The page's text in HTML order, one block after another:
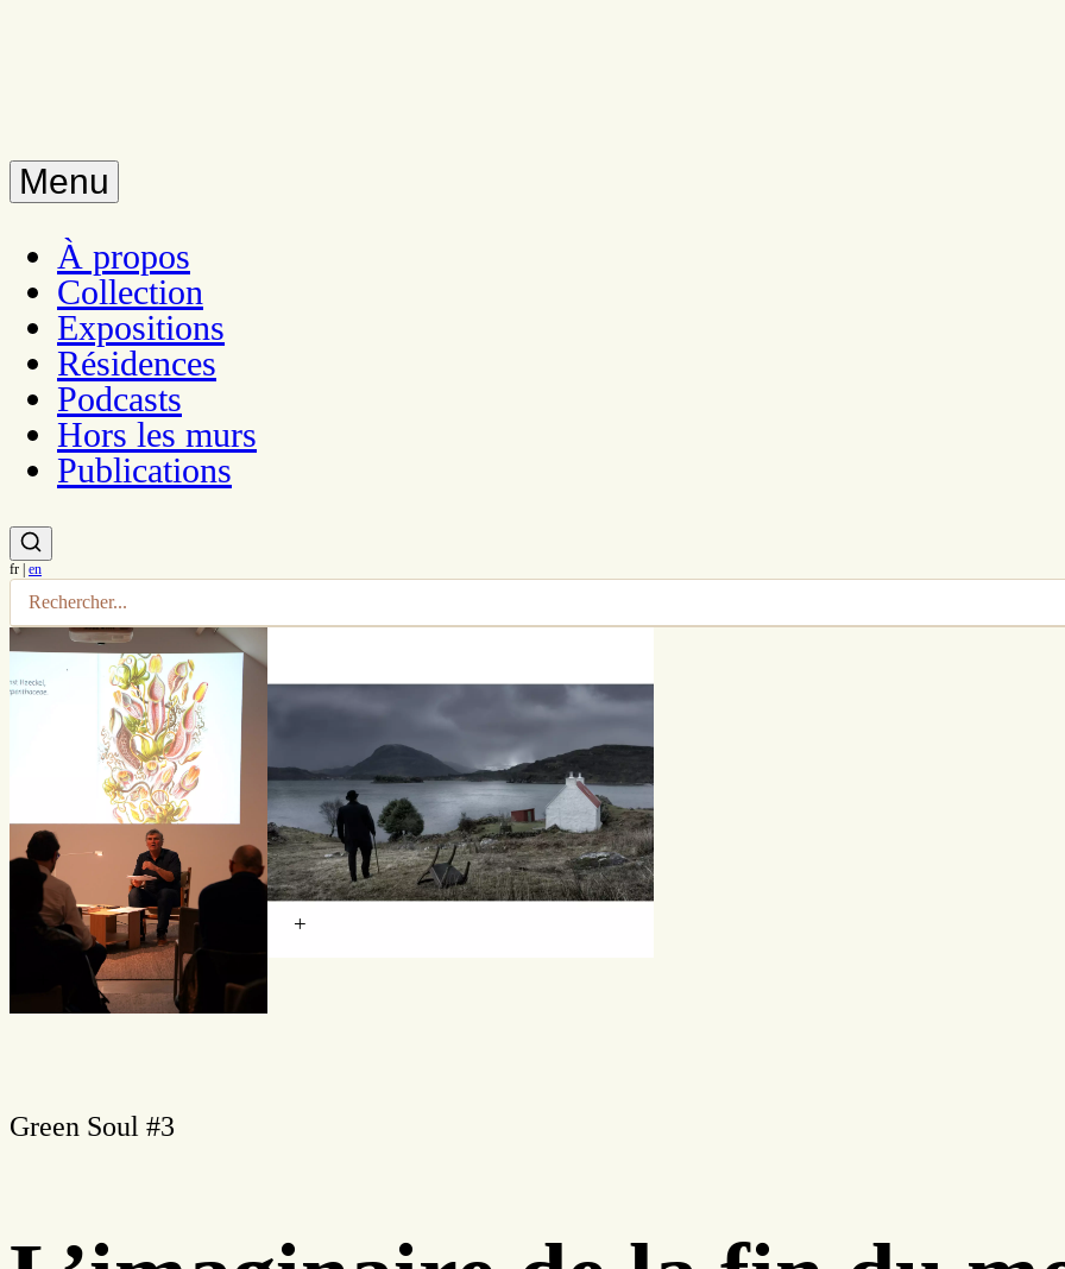
Menu
À propos
Collection
Expositions
Résidences
Podcasts
Hors les murs
Publications
fr | en
+
Green Soul #3